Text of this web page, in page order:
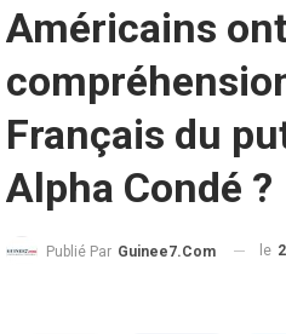
Américains
Français du
Alpha Condé ?
Publié Par Guinee7.com le